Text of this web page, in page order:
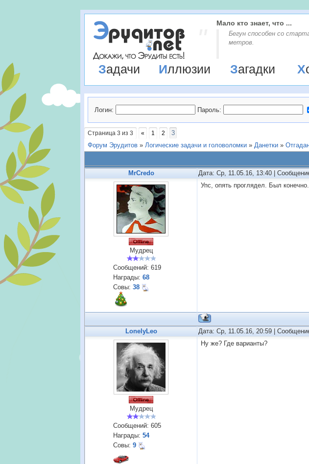
Мало кто знает, что ...
Бегун способен со
метров.
Задачи Иллюзии Загадки
Логин: Пароль:
Страница 3 из 3 « 1 2
3
Форум Эрудитов » Логические задачи и головоломки » Данетки »
MrCredo Дата: Ср, 11.05.16, 13:40 |
Мудрец
Сообщений: 619
Награды: 68
Совы: 38
Упс, опять проглядел. Был конечно.
LonelyLeo Дата: Ср, 11.05.16, 20:59 |
Мудрец
Сообщений: 605
Награды: 54
Совы: 9
Ну же? Где варианты?